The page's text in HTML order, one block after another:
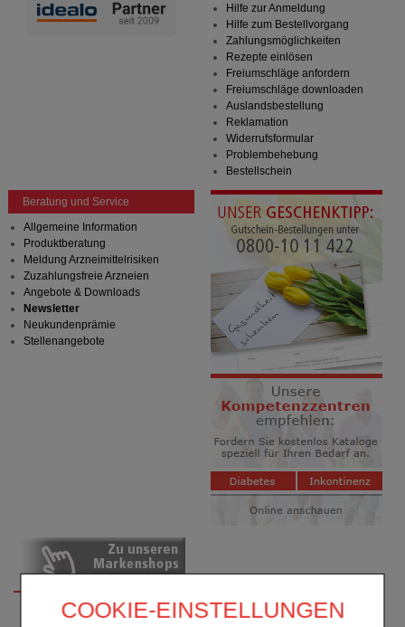
COOKIE-EINSTELLUNGEN
Hilfe zur Anmeldung
Hilfe zum Bestellvorgang
Zahlungsmöglichkeiten
Rezepte einlösen
Freiumschläge anfordern
Freiumschläge downloaden
Auslandsbestellung
Reklamation
Widerrufsformular
Problembehebung
Bestellschein
Beratung und Service
Allgemeine Information
Produktberatung
Meldung Arzneimittelrisiken
Zuzahlungsfreie Arzneien
Angebote & Downloads
Newsletter
Neukundenprämie
Stellenangebote